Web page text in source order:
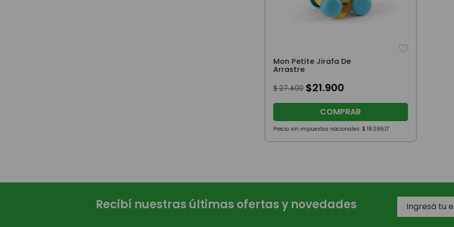
Mon Petite Jirafa De
Arrastre
$ 27.400 $21.900
COMPRAR
Precio sin impuestos nacionales: $ 18.099,17
Recibí nuestras últimas ofertas y novedades